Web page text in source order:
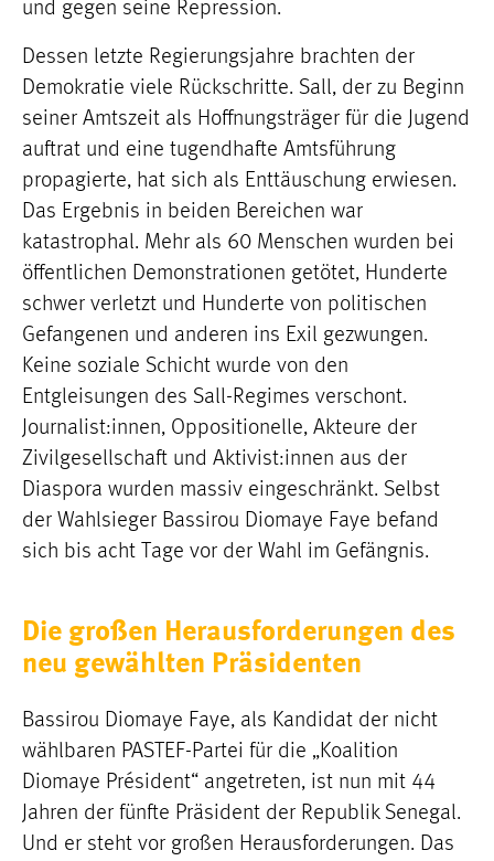
und gegen seine Repression.
Dessen letzte Regierungsjahre brachten der
Demokratie viele Rückschritte. Sall, der zu Beginn
seiner Amtszeit als Hoffnungsträger für die Jugend
auftrat und eine tugendhafte Amtsführung
propagierte, hat sich als Enttäuschung erwiesen.
Das Ergebnis in beiden Bereichen war
katastrophal. Mehr als 60 Menschen wurden bei
öffentlichen Demonstrationen getötet, Hunderte
schwer verletzt und Hunderte von politischen
Gefangenen und anderen ins Exil gezwungen.
Keine soziale Schicht wurde von den
Entgleisungen des Sall-Regimes verschont.
Journalist:innen, Oppositionelle, Akteure der
Zivilgesellschaft und Aktivist:innen aus der
Diaspora wurden massiv eingeschränkt. Selbst
der Wahlsieger Bassirou Diomaye Faye befand
sich bis acht Tage vor der Wahl im Gefängnis.
Die großen Herausforderungen des
neu gewählten Präsidenten
Bassirou Diomaye Faye, als Kandidat der nicht
wählbaren PASTEF-Partei für die „Koalition
Diomaye Président“ angetreten, ist nun mit 44
Jahren der fünfte Präsident der Republik Senegal.
Und er steht vor großen Herausforderungen. Das